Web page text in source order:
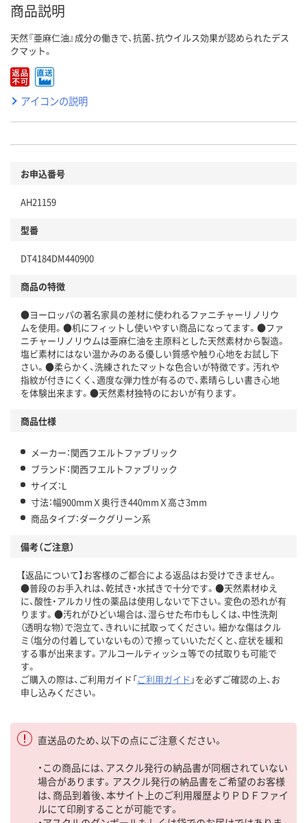
商品説明
天然『亜麻仁油』成分の働きで、抗菌、抗ウイルス効果が認められたデス
クマット。
アイコンの説明
お申込番号
AH21159
型番
DT4184DM440900
商品の特徴
●ヨーロッパの著名家具の差材に使われるファニチャーリノリウ
ムを使用。●机にフィットし使いやすい商品になってます。●ファ
ニチャーリノリウムは亜麻仁油を主原料とした天然素材から製造。
塩ビ素材にはない温かみのある優しい質感や触り心地をお試し下
さい。●柔らかく、洗練されたマットな色合いが特徴です。汚れや
指紋が付きにくく、適度な弾力性が有るので、素晴らしい書き心地
を体験出来ます。●天然素材独特のにおいが有ります。
商品仕様
メーカー：関西フエルトファブリック
ブランド：関西フエルトファブリック
サイズ：L
寸法：幅900mmＸ奥行き440mmＸ高さ3mm
商品タイプ：ダークグリーン系
備考（ご注意）
【返品について】お客様のご都合による返品はお受けできません。
●普段のお手入れは、乾拭き・水拭きで十分です。●天然素材ゆえ
に、酸性・アルカリ性の薬品は使用しないで下さい。変色の恐れが有
ります。●汚れがひどい場合は、湿らせた布巾もしくは、中性洗剤
（透明な物）で泡立て、きれいに拭取ってください。細かな傷はクル
ミ（塩分の付着していないもの）で擦っていいただくと、症状を緩和
する事が出来ます。アルコールティッシュ等での拭取りも可能で
す。
ご購入の際は、ご利用ガイド「ご利用ガイド 」を必ずご確認の上、お
申し込みください。
直送品のため、以下の点にご注意ください。
・この商品には、アスクル発行の納品書が同梱されていない
場合があります。アスクル発行の納品書をご希望のお客様
は、商品到着後、本サイト上のご利用履歴よりＰＤＦファイ
ルにて印刷することが可能です。